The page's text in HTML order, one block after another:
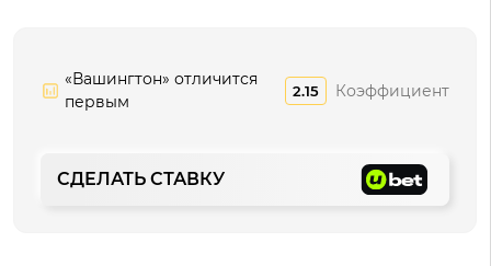
«Вашингтон» отличится
первым
2.15 Коэффициент
СДЕЛАТЬ СТАВКУ